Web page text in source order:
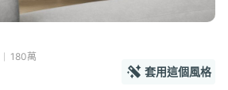
180萬
套用這個風格